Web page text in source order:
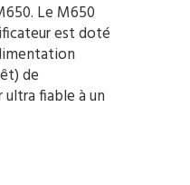
Le M650
est doté
de
fiable à un